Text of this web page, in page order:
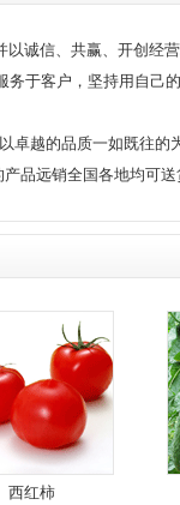
诚信、共赢、开创经
于客户，坚持用自己的
卓越的品质一如既往的
品远销全国各地均可送
西红柿